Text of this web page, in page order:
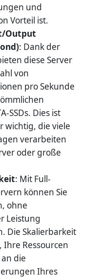
und
Vorteil ist.
Output
: Dank der
diese Server
von
pro Sekunde
SSDs. Dies ist
wichtig, die viele
verarbeiten
oder große
: Mit Full-
können Sie
ohne
Leistung
Die Skalierbarkeit
Ressourcen
die
Ihres